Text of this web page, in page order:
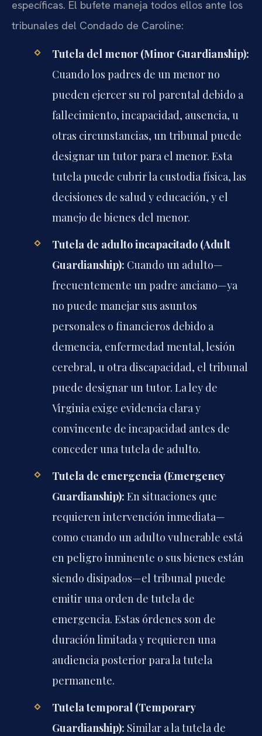
específicas. El bufete maneja todos ellos ante los
tribunales del Condado de Caroline:
Tutela del menor (Minor Guardianship):
Cuando los padres de un menor no
pueden ejercer su rol parental debido a
fallecimiento, incapacidad, ausencia, u
otras circunstancias, un tribunal puede
designar un tutor para el menor. Esta
tutela puede cubrir la custodia física, las
decisiones de salud y educación, y el
manejo de bienes del menor.
Tutela de adulto incapacitado (Adult
Guardianship): Cuando un adulto—
frecuentemente un padre anciano—ya
no puede manejar sus asuntos
personales o financieros debido a
demencia, enfermedad mental, lesión
cerebral, u otra discapacidad, el tribunal
puede designar un tutor. La ley de
Virginia exige evidencia clara y
convincente de incapacidad antes de
conceder una tutela de adulto.
Tutela de emergencia (Emergency
Guardianship): En situaciones que
requieren intervención inmediata—
como cuando un adulto vulnerable está
en peligro inminente o sus bienes están
siendo disipados—el tribunal puede
emitir una orden de tutela de
emergencia. Estas órdenes son de
duración limitada y requieren una
audiencia posterior para la tutela
permanente.
Tutela temporal (Temporary
Guardianship): Similar a la tutela de